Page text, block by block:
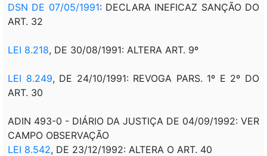
DSN DE 07/05/1991: DECLARA INEFICAZ SANÇÃO DO
ART. 32
LEI 8.218, DE 30/08/1991: ALTERA ART. 9º
LEI 8.249, DE 24/10/1991: REVOGA PARS. 1º E 2º DO
ART. 30
ADIN 493-0 - DIÁRIO DA JUSTIÇA DE 04/09/1992: VER
CAMPO OBSERVAÇÃO
LEI 8.542, DE 23/12/1992: ALTERA O ART. 40